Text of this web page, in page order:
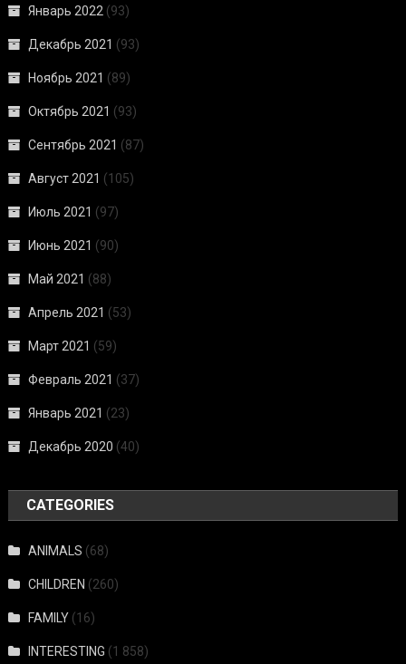
Январь 2022 (93)
Декабрь 2021 (93)
Ноябрь 2021 (89)
Октябрь 2021 (93)
Сентябрь 2021 (87)
Август 2021 (105)
Июль 2021 (97)
Июнь 2021 (90)
Май 2021 (88)
Апрель 2021 (53)
Март 2021 (59)
Февраль 2021 (37)
Январь 2021 (23)
Декабрь 2020 (40)
CATEGORIES
ANIMALS (68)
CHILDREN (260)
FAMILY (16)
INTERESTING (1 858)